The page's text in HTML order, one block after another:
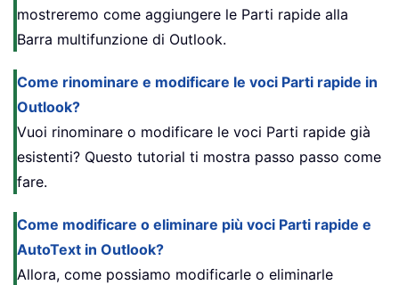
mostreremo come aggiungere le Parti rapide alla
Barra multifunzione di Outlook.
Come rinominare e modificare le voci Parti rapide in
Outlook?
Vuoi rinominare o modificare le voci Parti rapide già
esistenti? Questo tutorial ti mostra passo passo come
fare.
Come modificare o eliminare più voci Parti rapide e
AutoText in Outlook?
Allora, come possiamo modificarle o eliminarle